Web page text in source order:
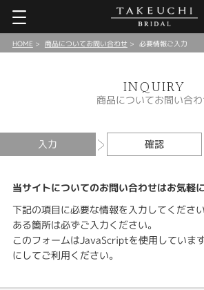
HOME 商品についてお問い合わせ 必要情報ご入力
INQUIRY
商品についてお問い合
入力 確認
当サイトについてのお問い合わせはお気軽
下記の項目に必要な情報を入力してくださ
ある箇所は必ずご入力ください。
このフォームはJavaScriptを使用していま
にしてご利用ください。